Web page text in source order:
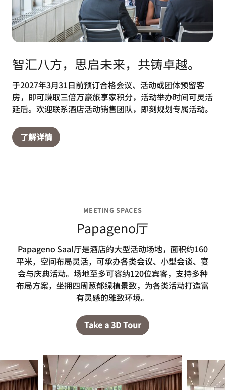
智汇八方，思启未来，共铸卓越。
于2027年3月31日前预订合格会议、活动或团体预留客
房，即可赚取三倍万豪旅享家积分，活动举办时间可灵活
延后。欢迎联系酒店活动销售团队，即刻规划专属活动。
了解详情
MEETING SPACES
Papageno厅
Papageno Saal厅是酒店的大型活动场地，面积约160
平米，空间布局灵活，可承办各类会议、小型会谈、宴
会与庆典活动。场地至多可容纳120位宾客，支持多种
布局方案，坐拥四周葱郁绿植景致，为各类活动打造富
有灵感的雅致环境。
Take a 3D Tour